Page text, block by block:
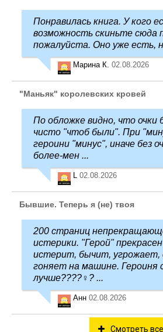
Понравилась книга. У кого
возможность скиньте сюда
пожалуйста. Оно уже есть,
Марина К. 02.08.2026
"Маньяк" королевских кровей
По обложке видно, что очки
чисто "чтоб были". При
героини "минус", иначе без
более-мен ...
L 02.08.2026
Бывшие. Теперь я (не) твоя
200 страниц
истерики. "Герой"
истерит, бычит, угрожает,
гоняет на машине. Героиня
лучше????‍♀️? ...
Анн 02.08.2026
Смотреть все